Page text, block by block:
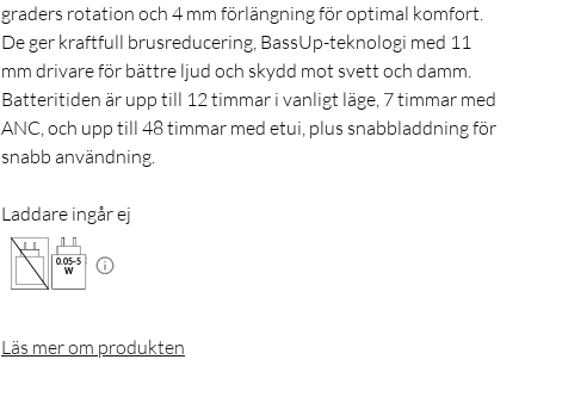
graders rotation och 4 mm förlängning för optimal komfort.
De ger kraftfull brusreducering, BassUp-teknologi med 11
mm drivare för bättre ljud och skydd mot svett och damm.
Batteritiden är upp till 12 timmar i vanligt läge, 7 timmar med
ANC, och upp till 48 timmar med etui, plus snabbladdning för
snabb användning.
Laddare ingår ej
0.05-5
W
Läs mer om produkten